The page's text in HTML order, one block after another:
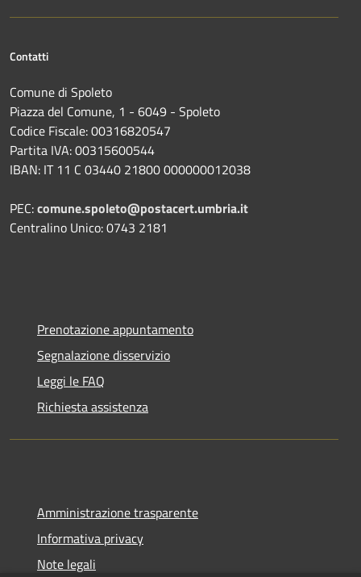
Contatti
Comune di Spoleto
Piazza del Comune, 1 - 6049 - Spoleto
Codice Fiscale: 00316820547
Partita IVA: 00315600544
IBAN: IT 11 C 03440 21800 000000012038
PEC:comune.spoleto@postacert.umbria.it
Centralino Unico: 0743 2181
Prenotazione appuntamento
Segnalazione disservizio
Leggi le FAQ
Richiesta assistenza
Amministrazione trasparente
Informativa privacy
Note legali